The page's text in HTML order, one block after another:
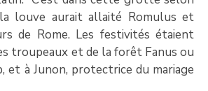
louve aurait allaité Romulus et
de Rome. Les festivités étaient
troupeaux et de la forêt Fanus ou
et à Junon, protectrice du mariage